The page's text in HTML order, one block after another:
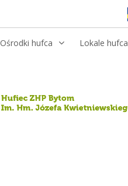
Ośrodki hufca Lokale hufca